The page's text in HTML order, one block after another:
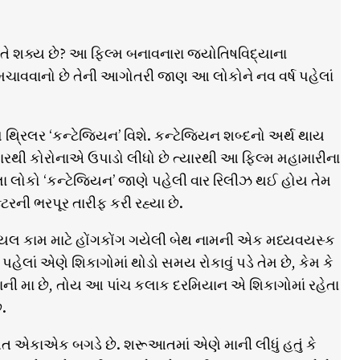
છે? આ ફિલ્મ બનાવનારા જ્યોતિષવિદ્યાના
મચાવવાનો છે તેની આગોતરી જાણ આ લોકોને નવ વર્ષ પહેલાં
થ્રિલર ‘કન્ટેજિયન’ વિશે. કન્ટેજિયન શબ્દનો અર્થ થાય
કોરોનાએ ઉપાડો લીધો છે ત્યારથી આ ફિલ્મ મહામારીના
‘કન્ટેજિયન’ જાણે પહેલી વાર રિલીઝ થઈ હોય તેમ
ભરપૂર તારીફ કરી રહ્યા છે.
કામ માટે હોંગકોંગ ગયેલી બેથ નામની એક મધ્યવયસ્ક
પહેલાં એણે શિકાગોમાં થોડો સમય રોકાવું પડે તેમ છે, કેમ કે
મા છે, તોય આ પાંચ કલાક દરમિયાન એ શિકાગોમાં રહેતા
એકાએક બગડે છે. શરૂઆતમાં એણે માની લીધું હતું કે